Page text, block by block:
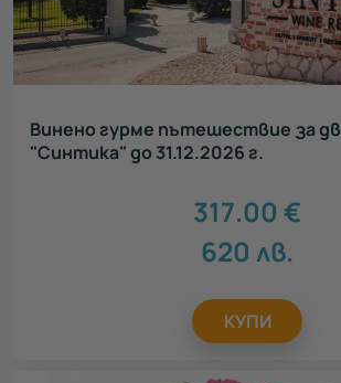
Винено гурме пътешествие за
"Синтика" до 31.12.2026 г.
317.00 €
620 лв.
КУПИ